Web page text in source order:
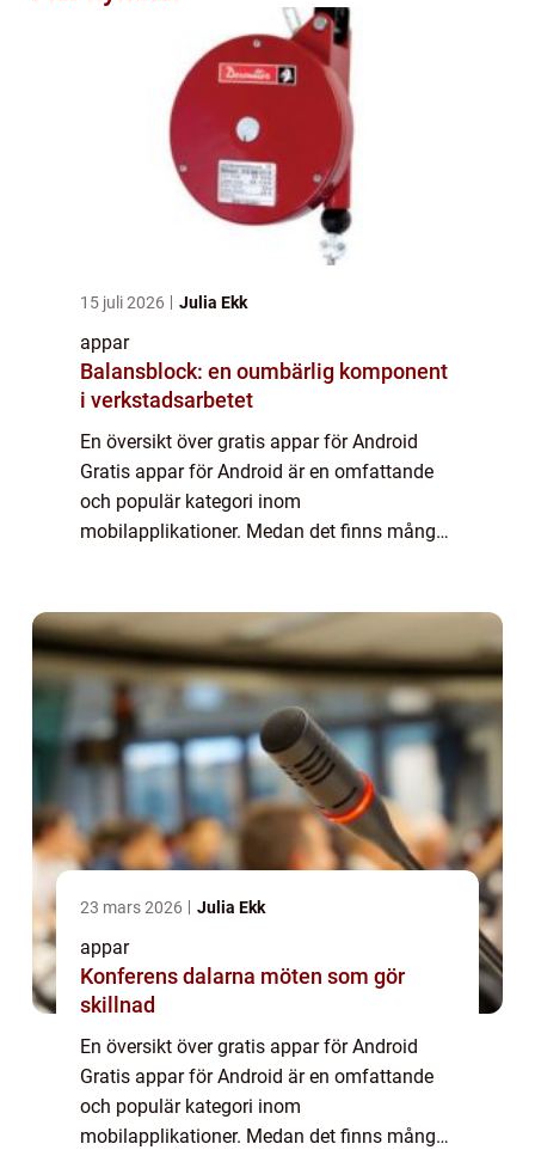
15 juli 2026 Julia Ekk
appar
Balansblock: en oumbärlig komponent
i verkstadsarbetet
En översikt över gratis appar för Android
Gratis appar för Android är en omfattande
och populär kategori inom
mobilapplikationer. Medan det finns många
verkt...
23 mars 2026 Julia Ekk
appar
Konferens dalarna möten som gör
skillnad
En översikt över gratis appar för Android
Gratis appar för Android är en omfattande
och populär kategori inom
mobilapplikationer. Medan det finns många